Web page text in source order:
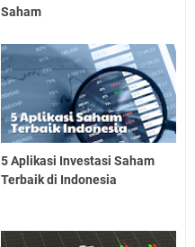
Saham
5 Aplikasi Investasi Saham
Terbaik di Indonesia